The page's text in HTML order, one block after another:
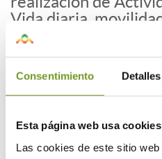
Consentimiento Detalles
Esta página web usa cookies
Las cookies de este sitio
Vida diaria,
persona, necesidad
mediante informe
servicios sociales
¿Qué actuaciones
• Reformas de la
para mejorar la